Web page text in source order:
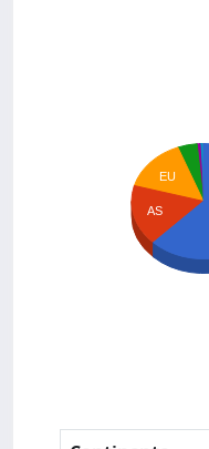
EU
AS